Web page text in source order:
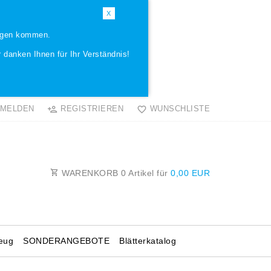
X
kommen.
Ihnen für Ihr Verständnis!
REGISTRIEREN WUNSCHLISTE
WARENKORB 0 Artikel für 0,00 EUR
Blätterkatalog
SONDERANGEBOTE